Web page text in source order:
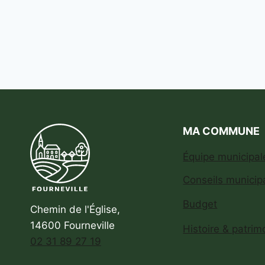
Chemin de l'Église,
14600 Fourneville
02 31 89 27 19
MA COMMUNE
Équipe
Conseils
Budget
Histoire &